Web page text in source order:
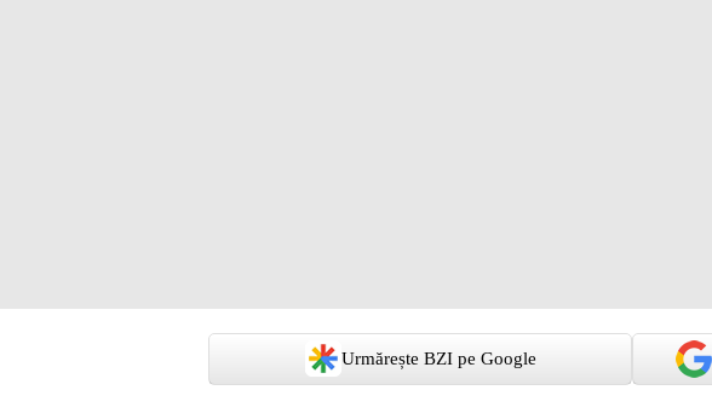
Urmărește BZI pe Google